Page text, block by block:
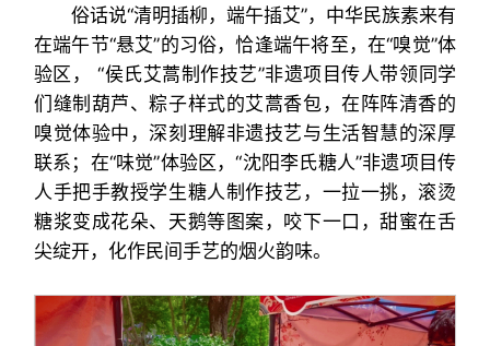
俗话说“清明插柳，端午插艾”，中华民族素来有
在端午节“悬艾”的习俗，恰逢端午将至，在“嗅觉”体
验区， “侯氏艾蒿制作技艺”非遗项目传人带领同学
们缝制葫芦、粽子样式的艾蒿香包，在阵阵清香的
嗅觉体验中，深刻理解非遗技艺与生活智慧的深厚
联系；在“味觉”体验区，“沈阳李氏糖人”非遗项目传
人手把手教授学生糖人制作技艺，一拉一挑，滚烫
糖浆变成花朵、天鹅等图案，咬下一口，甜蜜在舌
尖绽开，化作民间手艺的烟火韵味。